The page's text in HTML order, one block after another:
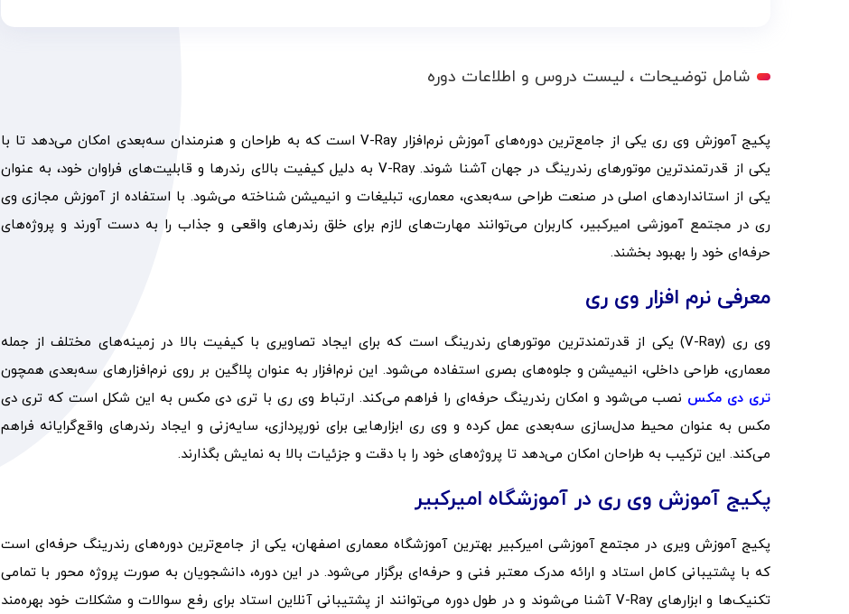
شامل توضیحات ، لیست دروس و اطلاعات دوره
پکیج آموزش وی ری یکی از جامع‌ترین دوره‌های آموزش نرم‌افزار V-Ray است که به طراحان و هنرمندان سه‌بعدی امکان می‌دهد تا با
یکی از قدرتمندترین موتورهای رندرینگ در جهان آشنا شوند. V-Ray به دلیل کیفیت بالای رندرها و قابلیت‌های فراوان خود، به عنوان
یکی از استانداردهای اصلی در صنعت طراحی سه‌بعدی، معماری، تبلیغات و انیمیشن شناخته می‌شود. با استفاده از آموزش مجازی وی
ری درمجتمع آموزشی امیرکبیر، کاربران می‌توانند مهارت‌های لازم برای خلق رندرهای واقعی و جذاب را به دست آورند و پروژه‌های
حرفه‌ای خود را بهبود بخشند.
معرفی نرم افزار وی ری
وی ری (V-Ray) یکی از قدرتمندترین موتورهای رندرینگ است که برای ایجاد تصاویری با کیفیت بالا در زمینه‌های مختلف از جمله
معماری، طراحی داخلی، انیمیشن و جلوه‌های بصری استفاده می‌شود. این نرم‌افزار به عنوان پلاگین بر روی نرم‌افزارهای سه‌بعدی همچون
تری دی مکس نصب می‌شود و امکان رندرینگ حرفه‌ای را فراهم می‌کند. ارتباط وی ری با تری دی مکس به این شکل است که تری دی
مکس به عنوان محیط مدل‌سازی سه‌بعدی عمل کرده و وی ری ابزارهایی برای نورپردازی، سایه‌زنی و ایجاد رندرهای واقع‌گرایانه فراهم
می‌کند. این ترکیب به طراحان امکان می‌دهد تا پروژه‌های خود را با دقت و جزئیات بالا به نمایش بگذارند.
پکیج آموزش وی ری در آموزشگاه امیرکبیر
پکیج آموزش ویری در مجتمع آموزشی امیرکبیر بهترین آموزشگاه معماری اصفهان، یکی از جامع‌ترین دوره‌های رندرینگ حرفه‌ای است
که با پشتیبانی کامل استاد و ارائه مدرک معتبر فنی و حرفه‌ای برگزار می‌شود. در این دوره، دانشجویان به صورت پروژه‌ محور با تمامی
تکنیک‌ها و ابزارهای V-Ray آشنا می‌شوند و در طول دوره می‌توانند از پشتیبانی آنلاین استاد برای رفع سوالات و مشکلات خود بهره‌مند